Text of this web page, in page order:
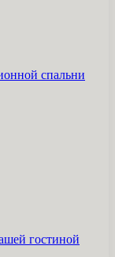
спальни
гостиной